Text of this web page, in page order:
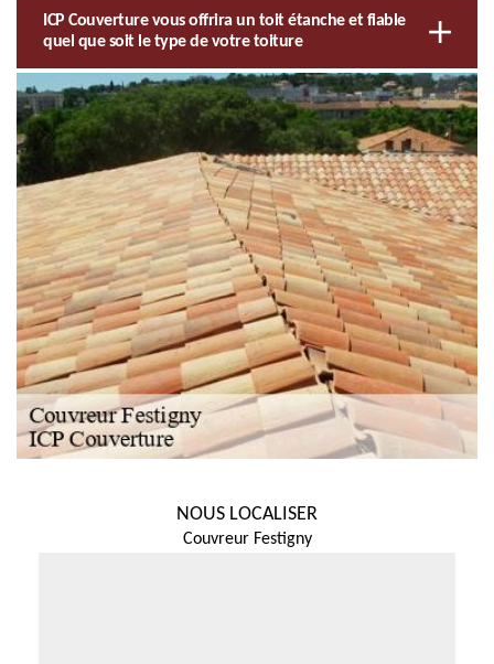
ICP Couverture vous offrira un toit étanche et fiable
quel que soit le type de votre toiture
NOUS LOCALISER
Couvreur Festigny